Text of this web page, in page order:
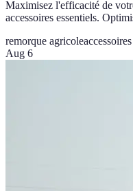
Maximisez l'efficacité de
accessoires essentiels.
remorque agricole
Aug 6